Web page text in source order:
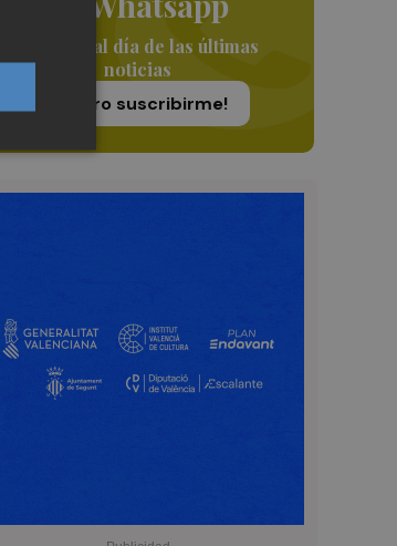
Siempre al día de las últimas
noticias
¡Quiero suscribirme!